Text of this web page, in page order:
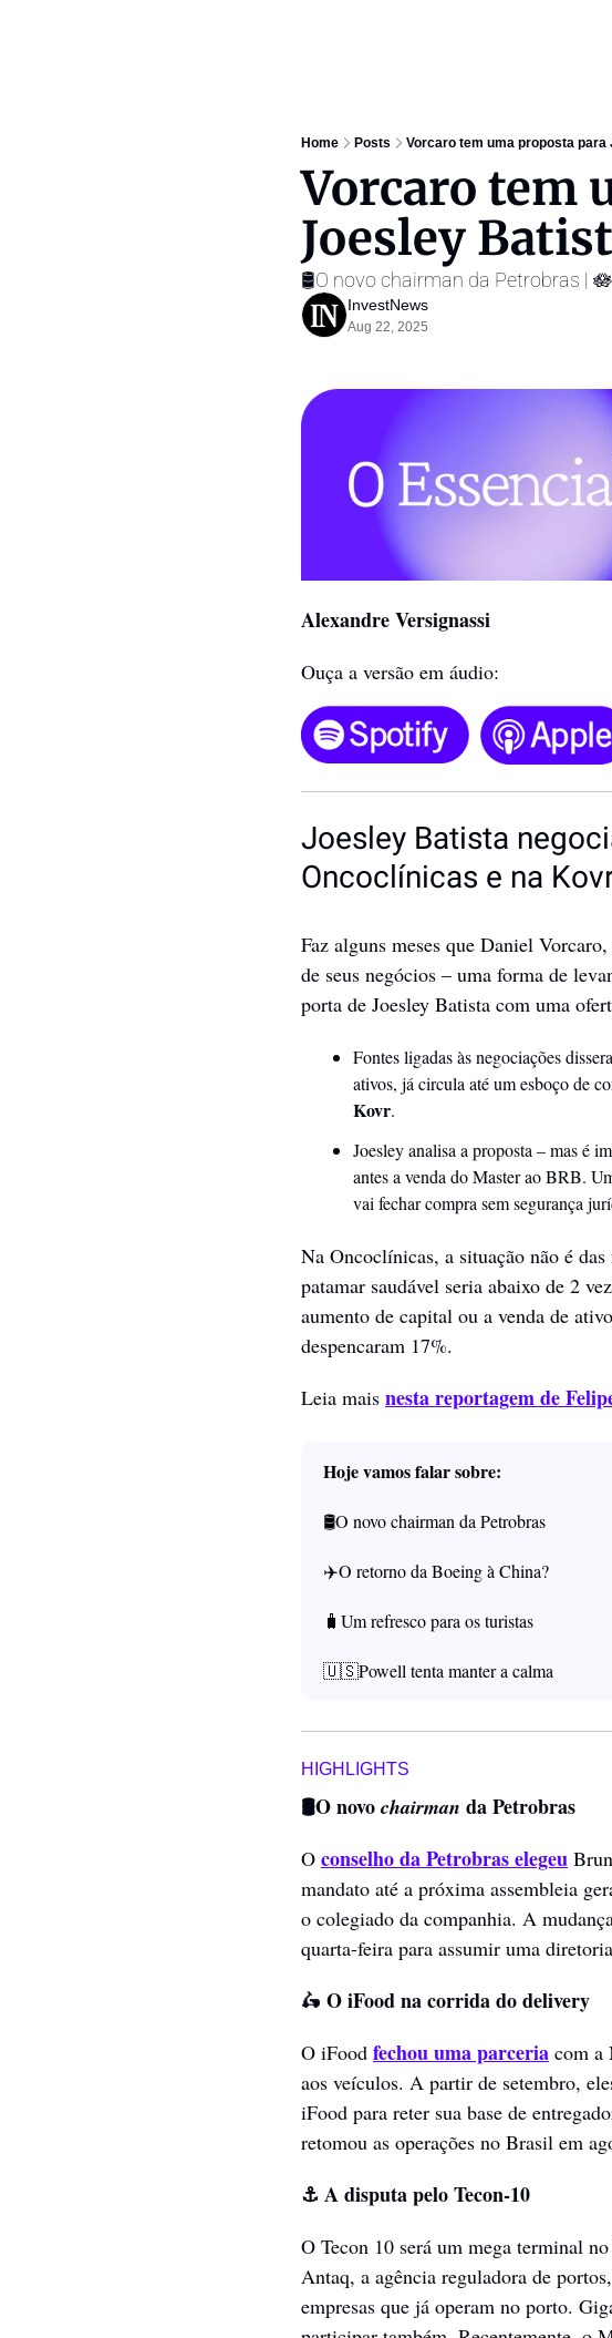
Home Posts Vorcaro tem uma proposta
Vorcaro tem
Joesley
🛢️O novo chairman da Petrobras |
InvestNews ㅤ
Aug 22, 2025
Alexandre Versignassi
Ouça a versão em áudio:
Joesley Batista
Oncoclínicas e na
Faz alguns meses que Daniel
de seus negócios – uma forma de
porta de Joesley Batista com uma
Fontes ligadas às negociações
Kovr.
Joesley analisa a proposta – mas é
antes a venda do Master ao BRB.
vai fechar compra sem segurança
Na Oncoclínicas, a situação não é
patamar saudável seria abaixo de 2
aumento de capital ou a venda de
despencaram 17%.
Leia mais nesta reportagem de
Hoje vamos falar sobre:
🛢️O novo chairman da Petrobras
✈️O retorno da Boeing à China?
🧳 Um refresco para os turistas
🇺🇸Powell tenta manter a calma
HIGHLIGHTS
🛢️O novo chairman da Petrobras
O conselho da Petrobras elegeu
mandato até a próxima assembleia
o colegiado da companhia. A
quarta-feira para assumir uma
🛵 O iFood na corrida do delivery
O iFood fechou uma parceria com a
aos veículos. A partir de setembro,
iFood para reter sua base de
retomou as operações no Brasil em
⚓️ A disputa pelo Tecon-10
O Tecon 10 será um mega terminal
Antaq, a agência reguladora de
empresas que já operam no porto.